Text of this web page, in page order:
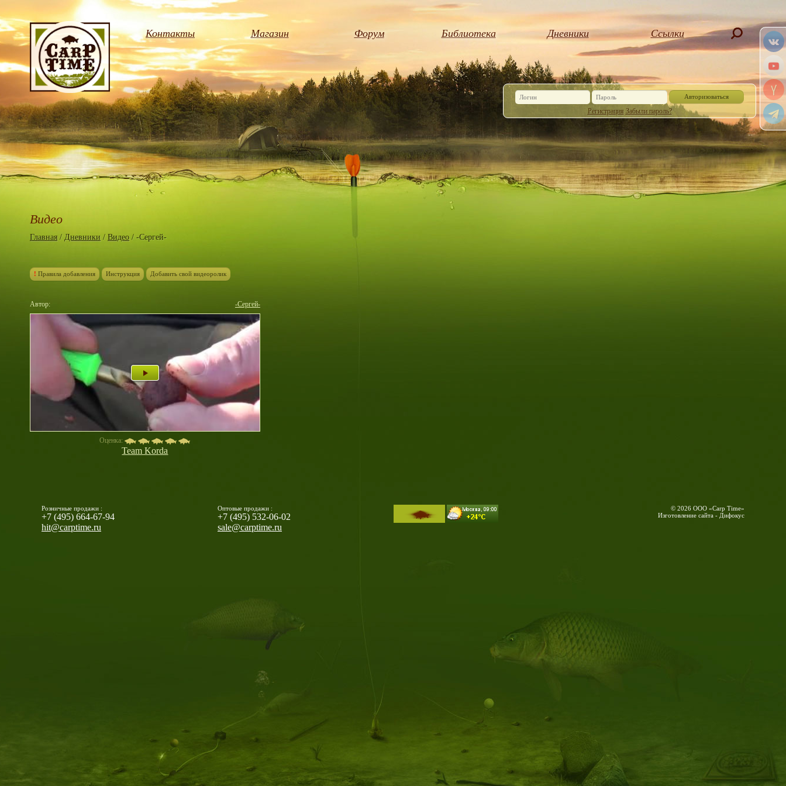
Контакты Магазин Форум Библиотека Дневники Ссылки
Авторизоваться
Регистрация Забыли пароль?
Или войдите, через социальную сеть
Видео
Главная/ Дневники / Видео / -Сергей-
! Правила добавления Инструкция Добавить свой видеоролик
Автор: -Сергей-
Оценка:
Team Korda
Розничные продажи :
+7 (495) 664-67-94
hit@carptime.ru
Оптовые продажи :
+7 (495) 532-06-02
sale@carptime.ru
© 2026 ООО «Carp Time»
Изготовление сайта - Дифокус